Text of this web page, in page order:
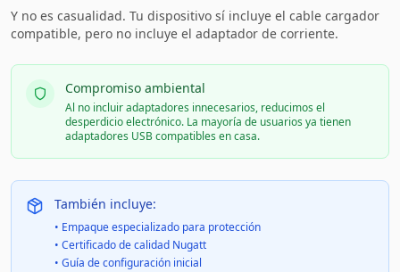
Y no es casualidad. Tu dispositivo sí incluye el cable cargador
compatible, pero no incluye el adaptador de corriente.
Compromiso ambiental
Al no incluir adaptadores innecesarios, reducimos el
desperdicio electrónico. La mayoría de usuarios ya tienen
adaptadores USB compatibles en casa.
También incluye:
• Empaque especializado para protección
• Certificado de calidad Nugatt
• Guía de configuración inicial